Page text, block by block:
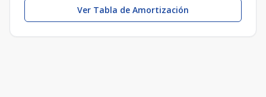
Ver Tabla de Amortización